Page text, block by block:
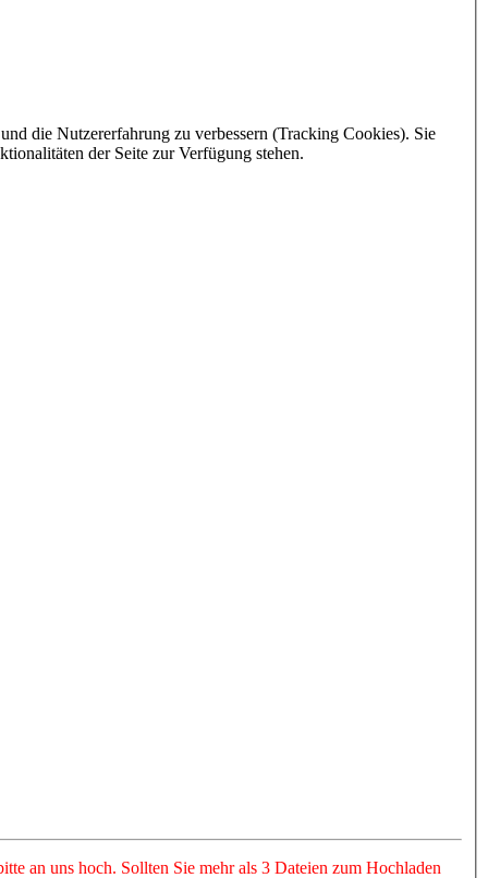
an uns hoch. Sollten Sie mehr als 3 Dateien zum Hochladen
die Nutzererfahrung zu verbessern (Tracking Cookies). Sie
der Seite zur Verfügung stehen.